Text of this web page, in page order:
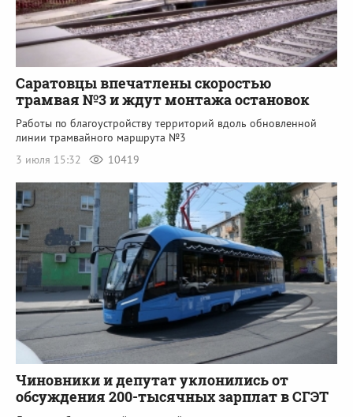
Саратовцы впечатлены скоростью
трамвая №3 и ждут монтажа остановок
Работы по благоустройству территорий вдоль обновленной
линии трамвайного маршрута №3
3 июля 15:32
10419
Чиновники и депутат уклонились от
обсуждения 200-тысячных зарплат в СГЭТ